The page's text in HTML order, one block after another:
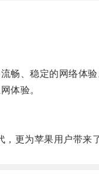
、稳定的网络体验
体验。
为苹果用户带来